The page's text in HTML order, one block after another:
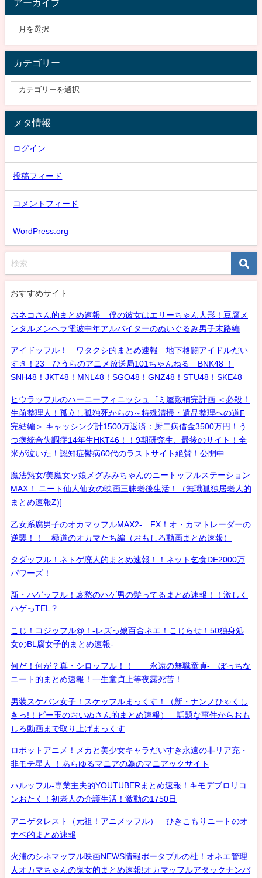
アーカイブ
カテゴリー
メタ情報
ログイン
投稿フィード
コメントフィード
WordPress.org
おすすめサイト
おネコさん的まとめ速報 僕の彼女はエリーちゃん人形！豆腐メ
ンタルメンヘラ電波中年アルバイターのぬいぐるみ男子末路編
アイドッフル！ ワタクシ的まとめ速報 地下格闘アイドルだい
すき！23 ひうらのアニメ放送局101ちゃんねる BNK48 ！
SNH48！JKT48！MNL48！SGO48！GNZ48！STU48！SKE48
ヒウラッフルのハーニーフィニッシュゴミ屋敷補完計画 ＜必殺！
生前整理人！孤立し孤独死からの～特殊清掃・遺品整理への道F
完結編＞ キャッシング計1500万返済：厨二病借金3500万円！う
つ病統合失調症14年生HKT46！！9期研究生、最後のサイト！全
米が泣いた！認知症鬱病60代のラストサイト絶賛！公開中
魔法熟女/美魔女ッ娘メグみみちゃんのニートッフルステーション
MAX！ ニート仙人仙女の映画三昧老後生活！（無職孤独居老人的
まとめ速報Z)]
乙女系腐男子のオカマッフルMAX2- FX！オ・カマトレーダーの
逆襲！！ 極道のオカマたち編（おもしろ動画まとめ速報）
タダッフル！ネトゲ廃人的まとめ速報！！ネット乞食DE2000万
パワーズ！
新・ハゲッフル！哀愁のハゲ男の髪ってるまとめ速報！！激しく
ハゲっTEL？
こじ！コジッフル@！-レズっ娘百合ネエ！こじらせ！50独身処
女のBL腐女子的まとめ速報-
何だ！何が？真・シロッフル！！ 永遠の無職童貞- ぼっちな
ニート的まとめ速報！一生童貞上等夜露死苦！
男装スケバン女子！スケッフルまっくす！（新・ナンノひゃくし
きっ!！ビー玉のおいぬさん的まとめ速報） 話題な事件からおも
しろ動画まで取り上げまっくす
ロボットアニメ！メカと美少女キャラだいすき永遠の非リア充・
非モテ星人 ！あらゆるマニアの為のマニアックサイト
ハルッフル-専業主夫的YOUTUBERまとめ速報！キモデブロリコ
ンおたく！初老人の介護生活！激動の1750日
アニゲタレスト（元祖！アニメッフル） ひきこもりニートのオ
ナベ的まとめ速報
火浦のシネマッフル映画NEWS情報ポータブルの杜！オネエ管理
人オカマちゃんの鬼女的まとめ速報!オカマッフルアタックナンバ